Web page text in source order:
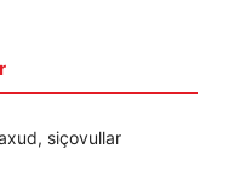
siçovullar